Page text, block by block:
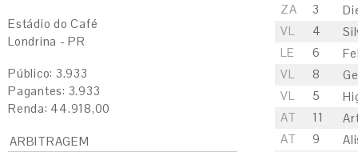
Estádio do Café
Londrina - PR
Público: 3.933
Pagantes: 3.933
Renda: 44.918,00
ARBITRAGEM
ZA
3
VL
4
LE
6
VL
8
VL
5
AT
11
AT
9